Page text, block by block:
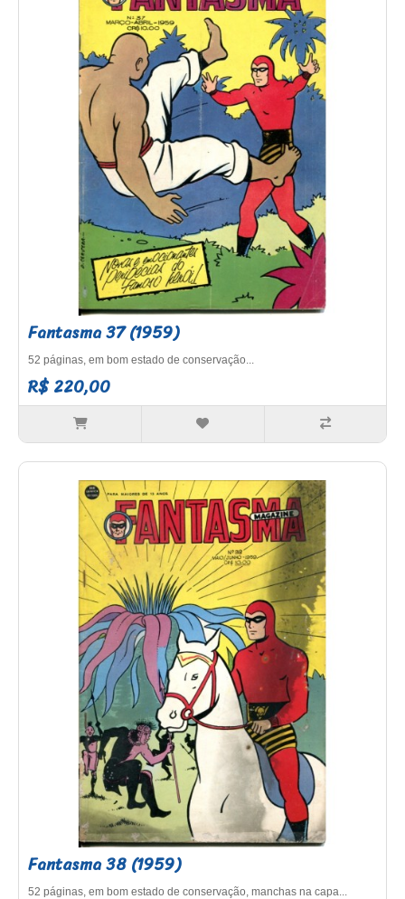
Fantasma 37 (1959)
52 páginas, em bom estado de conservação...
R$ 220,00
Fantasma 38 (1959)
52 páginas, em bom estado de conservação, manchas na capa...